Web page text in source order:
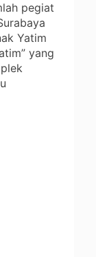
pegiat
Yatim
yang